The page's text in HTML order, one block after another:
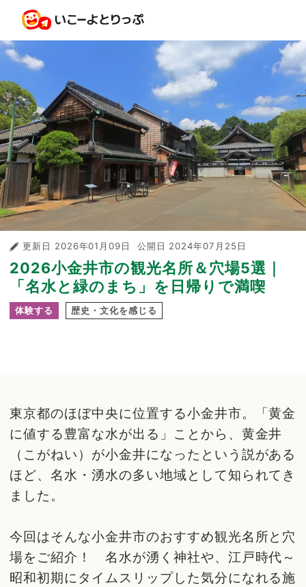
更新日 2026年01月09日 公開日 2024年07月25日
2026小金井市の観光名所＆穴場5選｜
「名水と緑のまち」を日帰りで満喫
体験する 歴史・文化を感じる
東京都のほぼ中央に位置する小金井市。「黄金
に値する豊富な水が出る」ことから、黄金井
（こがねい）が小金井になったという説がある
ほど、名水・湧水の多い地域として知られてき
ました。
今回はそんな小金井市のおすすめ観光名所と穴
場をご紹介！ 名水が湧く神社や、江戸時代～
昭和初期にタイムスリップした気分になれる施